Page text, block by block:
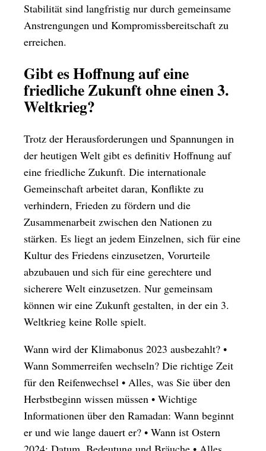
Stabilität sind langfristig nur durch gemeinsame
Anstrengungen und Kompromissbereitschaft zu
erreichen.
Gibt es Hoffnung auf eine
friedliche Zukunft ohne einen 3.
Weltkrieg?
Trotz der Herausforderungen und Spannungen in
der heutigen Welt gibt es definitiv Hoffnung auf
eine friedliche Zukunft. Die internationale
Gemeinschaft arbeitet daran, Konflikte zu
verhindern, Frieden zu fördern und die
Zusammenarbeit zwischen den Nationen zu
stärken. Es liegt an jedem Einzelnen, sich für eine
Kultur des Friedens einzusetzen, Vorurteile
abzubauen und sich für eine gerechtere und
sicherere Welt einzusetzen. Nur gemeinsam
können wir eine Zukunft gestalten, in der ein 3.
Weltkrieg keine Rolle spielt.
Wann wird der Klimabonus 2023 ausbezahlt? •
Wann Sommerreifen wechseln? Die richtige Zeit
für den Reifenwechsel • Alles, was Sie über den
Herbstbeginn wissen müssen • Wichtige
Informationen über den Ramadan: Wann beginnt
er und wie lange dauert er? • Wann ist Ostern